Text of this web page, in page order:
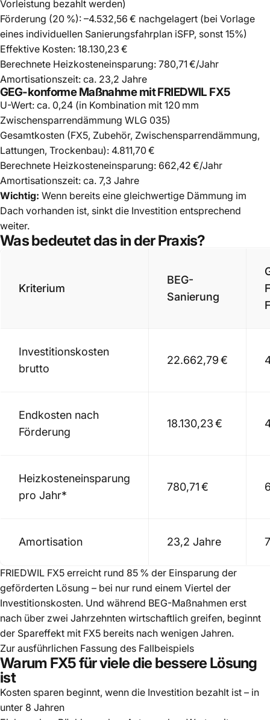
Vorleistung bezahlt werden)
Förderung (20 %): –4.532,56 € nachgelagert (bei Vorlage
eines individuellen Sanierungsfahrplan iSFP, sonst 15%)
Effektive Kosten: 18.130,23 €
Berechnete Heizkosteneinsparung: 780,71 €/Jahr
Amortisationszeit: ca. 23,2 Jahre
GEG-konforme Maßnahme mit FRIEDWIL FX5
U-Wert: ca. 0,24 (in Kombination mit 120 mm
Zwischensparrendämmung WLG 035)
Gesamtkosten (FX5, Zubehör, Zwischensparrendämmung,
Lattungen, Trockenbau): 4.811,70 €
Berechnete Heizkosteneinsparung: 662,42 €/Jahr
Amortisationszeit: ca. 7,3 Jahre
Wichtig: Wenn bereits eine gleichwertige Dämmung im
Dach vorhanden ist, sinkt die Investition entsprechend
weiter.
Was bedeutet das in der Praxis?
Kriterium
BEG-
Sanierung
Investitionskosten
brutto
22.662,79 €
Endkosten nach
Förderung
18.130,23 €
Heizkosteneinsparung
pro Jahr*
780,71 €
Amortisation 23,2 Jahre
FRIEDWIL FX5 erreicht rund 85 % der Einsparung der
geförderten Lösung – bei nur rund einem Viertel der
Investitionskosten. Und während BEG-Maßnahmen erst
nach über zwei Jahrzehnten wirtschaftlich greifen, beginnt
der Spareffekt mit FX5 bereits nach wenigen Jahren.
Zur ausführlichen Fassung des Fallbeispiels
Warum FX5 für viele die bessere Lösung
ist
Kosten sparen beginnt, wenn die Investition bezahlt ist – in
unter 8 Jahren